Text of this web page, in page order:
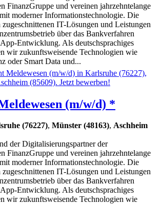
FinanzGruppe und vereinen jahrzehntelange
moderner Informationstechnologie. Die
IT-Lösungen und Leistungen
über das Bankverfahren
Entwicklung. Als deutschsprachiges
wir zukunftsweisende Technologien wie
oder Smart Data und...
(m/w/d) *
(76227), Münster (48163), Aschheim
der Digitalisierungspartner der
FinanzGruppe und vereinen jahrzehntelange
moderner Informationstechnologie. Die
IT-Lösungen und Leistungen
über das Bankverfahren
Entwicklung. Als deutschsprachiges
wir zukunftsweisende Technologien wie